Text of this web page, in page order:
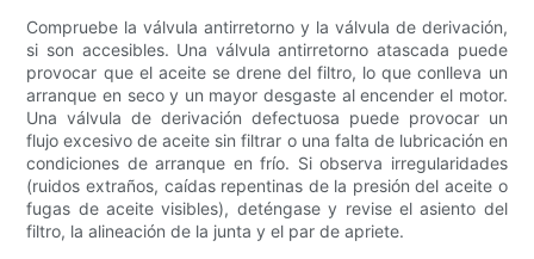
Compruebe la válvula antirretorno y la válvula de derivación,
si son accesibles. Una válvula antirretorno atascada puede
provocar que el aceite se drene del filtro, lo que conlleva un
arranque en seco y un mayor desgaste al encender el motor.
Una válvula de derivación defectuosa puede provocar un
flujo excesivo de aceite sin filtrar o una falta de lubricación en
condiciones de arranque en frío. Si observa irregularidades
(ruidos extraños, caídas repentinas de la presión del aceite o
fugas de aceite visibles), deténgase y revise el asiento del
filtro, la alineación de la junta y el par de apriete.